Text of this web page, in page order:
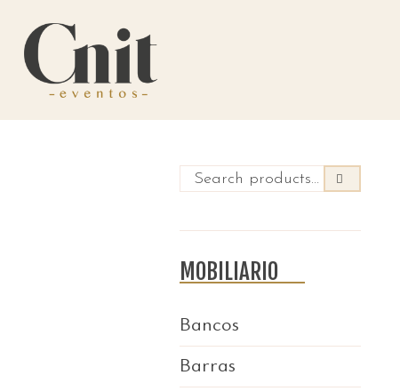
MOBILIARIO
Bancos
Barras